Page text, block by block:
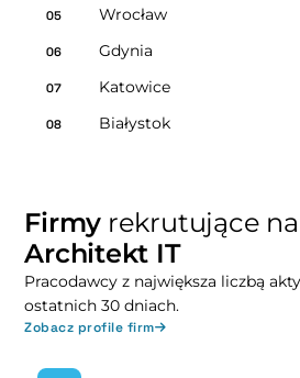
05 Wrocław
06 Gdynia
07 Katowice
08 Białystok
Firmy rekrutujące
Architekt IT
Pracodawcy z największa liczbą
ostatnich 30 dniach.
Zobacz profile firm